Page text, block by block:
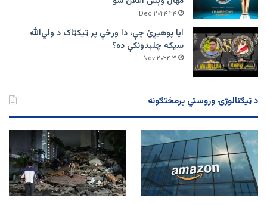
۲۴ Dec ۲۰۲۴
ایا پوهیږئ چې، دا ورځې پر ټيکټاک د ولي‌الله
سیکه چلېدونکې ده؟
۳ Nov ۲۰۲۴
د ټیګنالوژۍ وروستي پرمختګونه